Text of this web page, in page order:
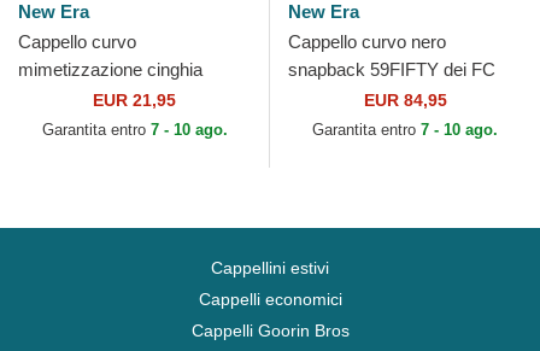
New Era
Cappello curvo
mimetizzazione cinghia
regolabile per bambino
9FORTY League Essential
EUR 21,95
Garantita entro 7 - 10 ago.
New Era
Cappello curvo nero
snapback 59FIFTY dei FC
Barcelona LALIGA di New
Era
EUR 84,95
Garantita entro 7 - 10 ago.
Cappellini estivi
Cappelli economici
Cappelli Goorin Bros